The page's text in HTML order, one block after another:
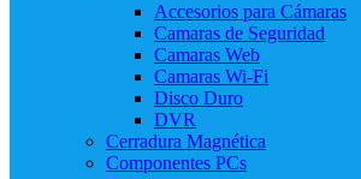
Accesorios para Cámaras
Camaras de Seguridad
Camaras Web
Camaras Wi-Fi
Disco Duro
DVR
Cerradura Magnética
Componentes PCs